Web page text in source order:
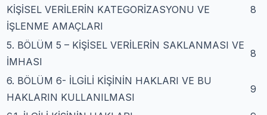
KİŞİSEL VERİLERİN KATEGORİZASYONU VE
İŞLENME AMAÇLARI
8
5. BÖLÜM 5 – KİŞİSEL VERİLERİN SAKLANMASI VE
İMHASI
8
6. BÖLÜM 6- İLGİLİ KİŞİNİN HAKLARI VE BU
HAKLARIN KULLANILMASI
9